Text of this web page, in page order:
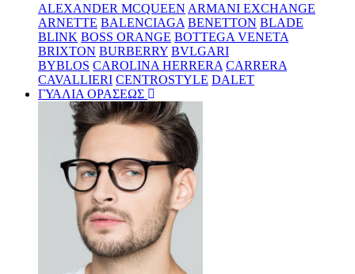
ALEXANDER MCQUEEN ARMANI EXCHANGE
ARNETTE BALENCIAGA BENETTON BLADE
BLINK BOSS ORANGE BOTTEGA VENETA
BRIXTON BURBERRY BVLGARI
BYBLOS CAROLINA HERRERA CARRERA
CAVALLIERI CENTROSTYLE DALET
ΓΥΑΛΙΑ ΟΡΑΣΕΩΣ